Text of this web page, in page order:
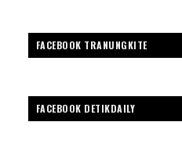
FACEBOOK TRANUNGKITE
FACEBOOK DETIKDAILY